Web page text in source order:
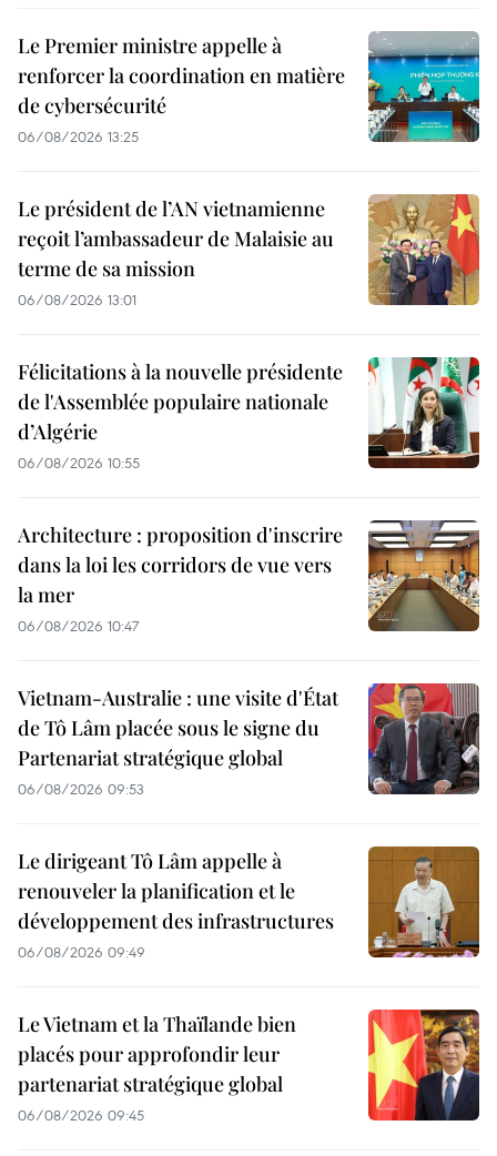
Le Premier ministre appelle à
renforcer la coordination en matière
de cybersécurité
06/08/2026 13:25
Le président de l’AN vietnamienne
reçoit l’ambassadeur de Malaisie au
terme de sa mission
06/08/2026 13:01
Félicitations à la nouvelle présidente
de l'Assemblée populaire nationale
d’Algérie
06/08/2026 10:55
Architecture : proposition d'inscrire
dans la loi les corridors de vue vers
la mer
06/08/2026 10:47
Vietnam-Australie : une visite d'État
de Tô Lâm placée sous le signe du
Partenariat stratégique global
06/08/2026 09:53
Le dirigeant Tô Lâm appelle à
renouveler la planification et le
développement des infrastructures
06/08/2026 09:49
Le Vietnam et la Thaïlande bien
placés pour approfondir leur
partenariat stratégique global
06/08/2026 09:45